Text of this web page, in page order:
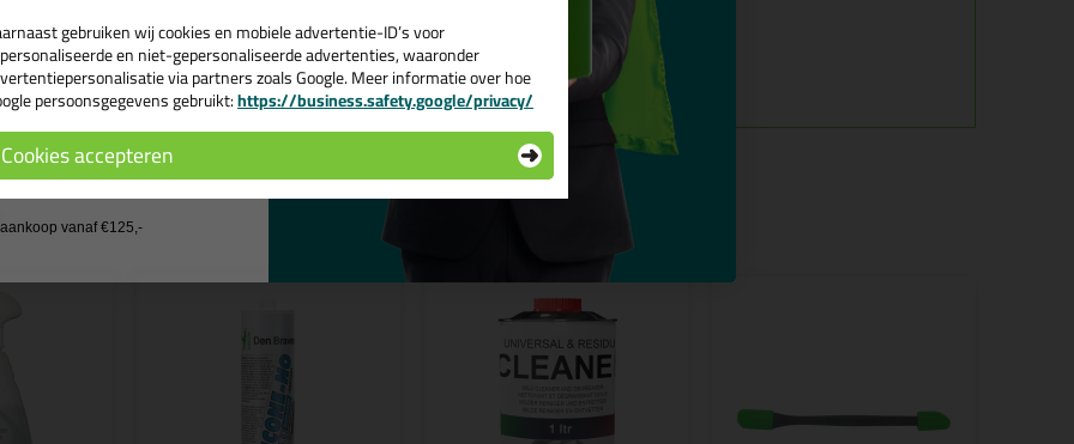
volgende blogs wordt dit product gebruikt:
Heb ik een primer nodig voor mijn Zwaluw of Den Braven kit?
Zuurvrije siliconenkit, wat is dat?
gebruiken wij cookies en mobiele advertentie-ID’s voor
en niet-gepersonaliseerde advertenties, waaronder
via partners zoals Google. Meer informatie over hoe
persoonsgegevens gebruikt:https://business.safety.google/privacy/
Cookies accepteren
de actiecode ›
geen cadeau
vanaf €125,-